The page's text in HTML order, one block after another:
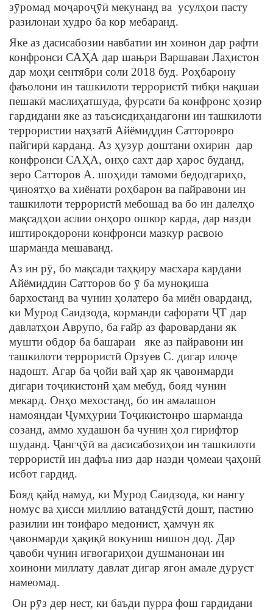
зӯромад моҷароҷӯӣ мекунанд ва усулҳои пасту
разилонаи худро ба кор мебаранд.
Яке аз дасисабозии навбатии ин хоинон дар рафти
конфронси САҲА дар шањри Варшаваи Лаҳистон
дар моҳи сентябри соли 2018 буд. Роҳбарону
фаъолони ин ташкилоти террористӣ тибқи нақшаи
пешакӣ маслиҳатшуда, фурсати ба конфронс ҳозир
гардидани яке аз таъсисдиҳандагони ин ташкилоти
террористии наҳзатӣ Айёмиддин Сатторовро
пайгирӣ карданд. Аз ҳузур доштани охирин дар
конфронси САҲА, онҳо сахт дар ҳарос буданд,
зеро Сатторов А. шоҳиди тамоми бедодгариҳо,
ҷиноятҳо ва хиёнати роҳбарон ва пайравони ин
ташкилоти террористӣ мебошад ва бо ин далелҳо
мақсадҳои аслии онҳоро ошкор карда, дар назди
иштирокдорони конфронси мазкур расвою
шарманда мешаванд.
Аз ин рӯ, бо мақсади таҳқиру масхара кардани
Айёмиддин Сатторов бо ӯ ба муноқиша
бархостанд ва чунин ҳолатеро ба миён оварданд,
ки Мурод Саидзода, корманди сафорати ҶТ дар
давлатҳои Аврупо, ба ғайр аз фаровардани як
мушти обдор ба башараи яке аз пайравони ин
ташкилоти террористӣ Орзуев С. дигар илоҷе
надошт. Агар ба ҷойи вай ҳар як ҷавонмарди
дигари тоҷикистонӣ ҳам мебуд, бояд чунин
мекард. Онҳо мехостанд, бо ин амалашон
намояндаи Ҷумҳурии Тоҷикистонро шарманда
созанд, аммо худашон ба чунин ҳол гирифтор
шуданд. Ҷангҷӯӣ ва дасисабозиҳои ин ташкилоти
террористӣ ин дафъа низ дар назди ҷомеаи ҷаҳонӣ
исбот гардид.
Бояд қайд намуд, ки Мурод Саидзода, ки нангу
номус ва ҳисси миллию ватандӯстӣ дошт, пастию
разилии ин тоифаро медонист, ҳамчун як
ҷавонмарди ҳақиқӣ вокуниш нишон дод. Дар
ҷавоби чунин иғвогариҳои душманонаи ин
хоинони миллату давлат дигар ягон амале дуруст
намеомад.
Он рӯз дер нест, ки баъди пурра фош гардидани